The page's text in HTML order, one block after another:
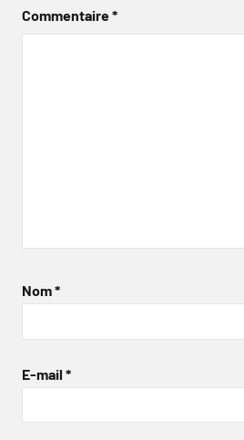
Commentaire*
Nom*
E-mail *